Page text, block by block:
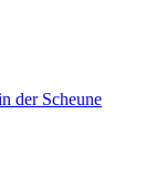
der Scheune